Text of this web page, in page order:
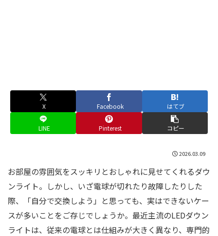
X Facebook はてブ
LINE Pinterest コピー
2026.03.09
お部屋の雰囲気をスッキリとおしゃれに見せてくれるダウ
ンライト。しかし、いざ電球が切れたり故障したりした
際、「自分で交換しよう」と思っても、実はできないケー
スが多いことをご存じでしょうか。最近主流のLEDダウン
ライトは、従来の電球とは仕組みが大きく異なり、専門的